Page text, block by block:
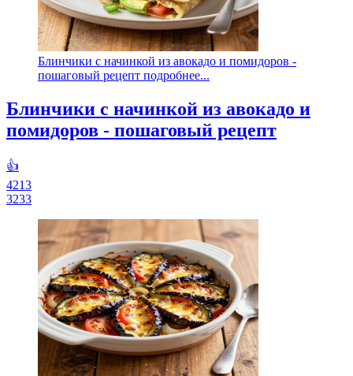
Блинчики с начинкой из авокадо и помидоров -
пошаговый рецепт подробнее...
Блинчики с начинкой из авокадо и
помидоров - пошаговый рецепт
👍
4213
3233